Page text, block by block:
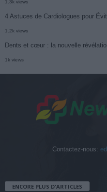
1.3k views
4 Astuces de Cardiologues pour
1.2k views
Dents et cœur : la nouvelle
1k views
Contactez-nous:
ENCORE PLUS D'ARTICLES